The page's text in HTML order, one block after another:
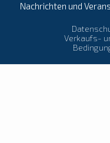
Nachrichten und
Verkaufs-